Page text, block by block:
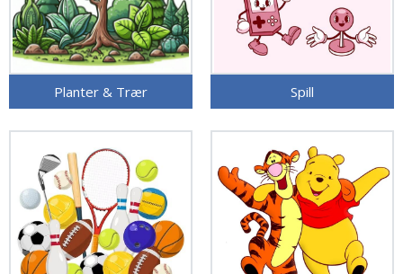
Planter & Trær Spill